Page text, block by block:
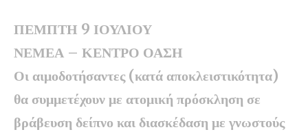
ΠΕΜΠΤΗ 9 ΙΟΥΛΙΟΥ
ΝΕΜΕΑ – ΚΕΝΤΡΟ ΟΑΣΗ
Οι αιμοδοτήσαντες (κατά αποκλειστικότητα)
θα συμμετέχουν με ατομική πρόσκληση σε
βράβευση δείπνο και διασκέδαση με γνωστούς